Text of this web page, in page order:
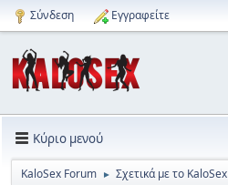
Σύνδεση Εγγραφείτε
Κύριο μενού
KaloSex Forum ► Σχετικά με το KaloSex